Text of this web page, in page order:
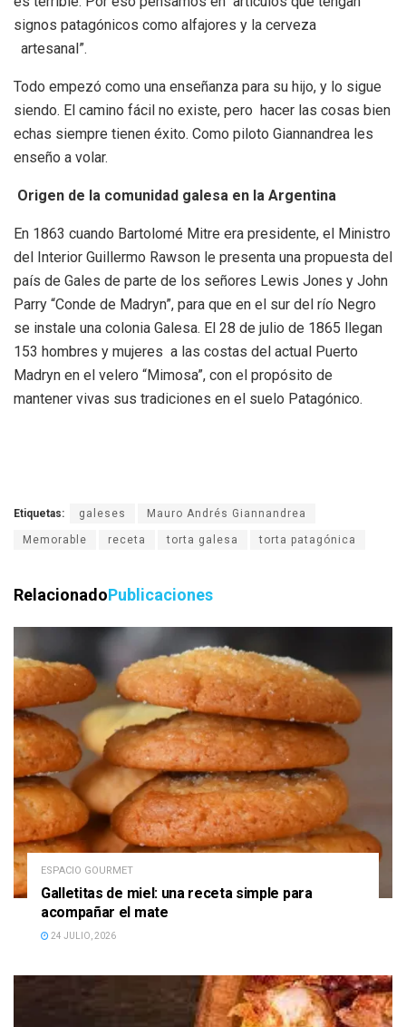
signos patagónicos como alfajores y la cerveza
artesanal”.
Todo empezó como una enseñanza para su hijo, y lo sigue
siendo. El camino fácil no existe, pero hacer las cosas bien
echas siempre tienen éxito. Como piloto Giannandrea les
enseño a volar.
Origen de la comunidad galesa en la Argentina
En 1863 cuando Bartolomé Mitre era presidente, el Ministro
del Interior Guillermo Rawson le presenta una propuesta del
país de Gales de parte de los señores Lewis Jones y John
Parry “Conde de Madryn”, para que en el sur del río Negro
se instale una colonia Galesa. El 28 de julio de 1865 llegan
153 hombres y mujeres a las costas del actual Puerto
Madryn en el velero “Mimosa”, con el propósito de
mantener vivas sus tradiciones en el suelo Patagónico.
Etiquetas: galeses Mauro Andrés Giannandrea
Memorable receta torta galesa torta patagónica
RelacionadoPublicaciones
ESPACIO GOURMET
Galletitas de miel: una receta simple para
acompañar el mate
24 JULIO, 2026